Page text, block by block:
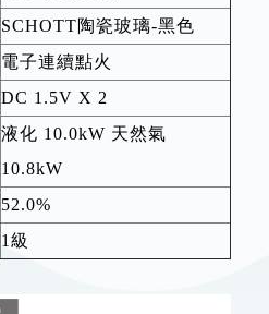
SCHOTT陶瓷玻璃-黑色
電子連續點火
DC 1.5V X 2
液化 10.0kW 天然氣
10.8kW
52.0%
1級